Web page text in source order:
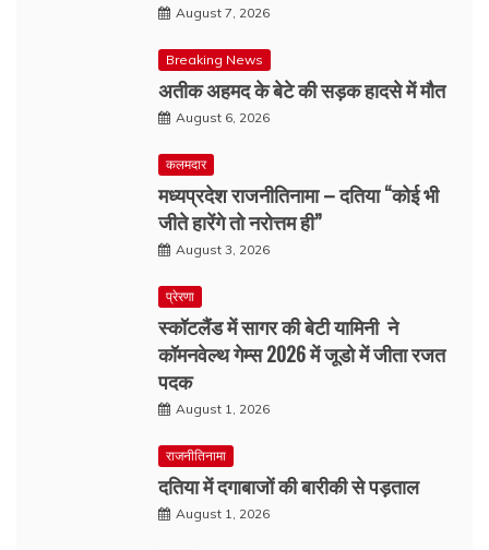
August 7, 2026
Breaking News
अतीक अहमद के बेटे की सड़क हादसे में मौत
August 6, 2026
कलमदार
मध्यप्रदेश राजनीतिनामा – दतिया “कोई भी
जीते हारेंगे तो नरोत्तम ही”
August 3, 2026
प्रेरणा
स्कॉटलैंड में सागर की बेटी यामिनी ने
कॉमनवेल्थ गेम्स 2026 में जूडो में जीता रजत
पदक
August 1, 2026
राजनीतिनामा
दतिया में दगाबाजों की बारीकी से पड़ताल
August 1, 2026